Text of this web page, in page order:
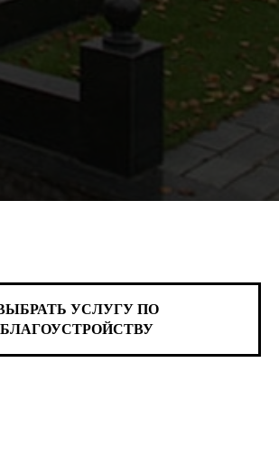
УСЛУГУ ПО
БЛАГОУСТРОЙСТВУ